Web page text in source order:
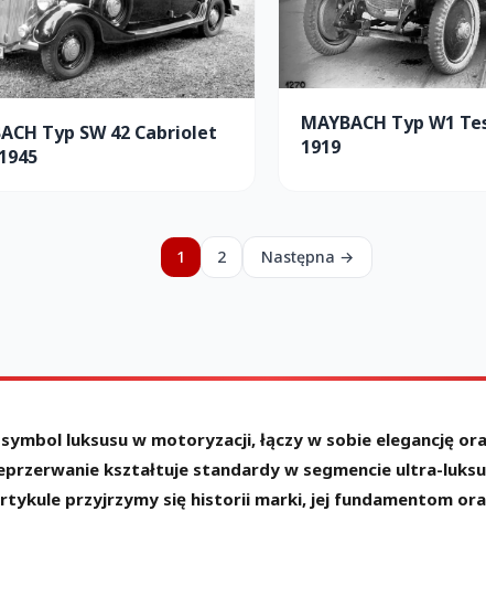
Typ SW 42 Cabriolet
MAYBACH Typ W1
1919
1 2 Następna →
luksusu w motoryzacji, łączy w sobie elegancję
kształtuje standardy w segmencie ultra-
przyjrzymy się historii marki, jej fundamentom